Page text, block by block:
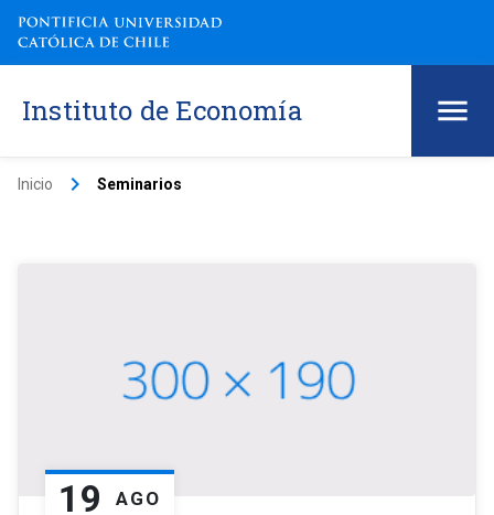
Instituto de Economía
Inicio keyboard_arrow_right Seminarios
19 AGO